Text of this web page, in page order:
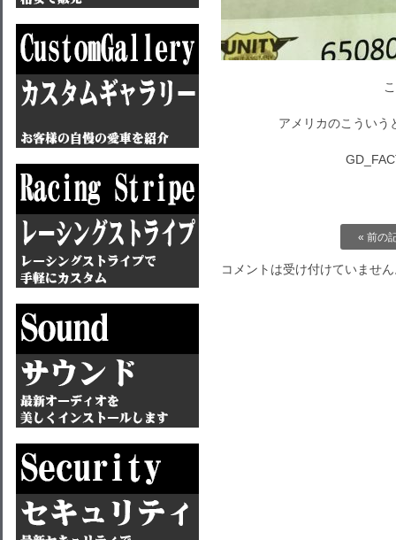
アメリカのこうい
« 前の
コメントは受け付けていませ